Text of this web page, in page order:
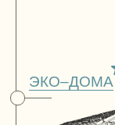
БАННЫЙ